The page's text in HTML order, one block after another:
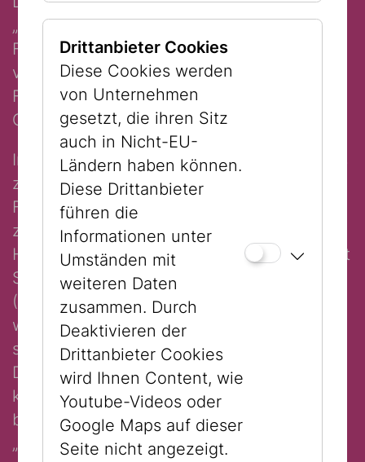
„synoptischen Erzählens“ wurde von
Friedemann Derschmidt im Rahmen der
vom Wissenschaftsfond geförderten
Forschungsprojekte Memscreen und
Conserved Memories entwickelt.
Im Juli diesen Jahres (2016) wurden jeweils
zwei Gespräche zwischen Sally Perel und
Friedemann Derschmidt in Deutsch und
zwischen Sally Perel und Shimon Lev in
Hebräisch geführt. Wobei jeweils einmal mit
Salomon dem Juden und einmal mit Josef
(Jupp) dem Hitlerjungen gesprochen
worden ist. Alle vier Erzählungen werden
simultan zu sehen sein.
Die Methode hat Herrn Perel gefallen -
könnte sie nicht zuletzt hilfreich sein, seine
biografische Zerissenheit in ihren vielen
„Dazwischens“ ein Stück weit sichtbar und
Drittanbieter Cookies
Diese Cookies werden
von Unternehmen
gesetzt, die ihren Sitz
auch in Nicht-EU-
Ländern haben können.
Diese Drittanbieter
führen die
Informationen unter
Umständen mit
weiteren Daten
zusammen. Durch
Deaktivieren der
Drittanbieter Cookies
wird Ihnen Content, wie
Youtube-Videos oder
Google Maps auf dieser
Seite nicht angezeigt.